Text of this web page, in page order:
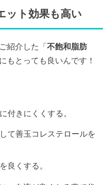
ット効果も高い
紹介した「不飽和脂肪
もとっても良いんです！
付きにくくする。
て善玉コレステロールを
良くする。